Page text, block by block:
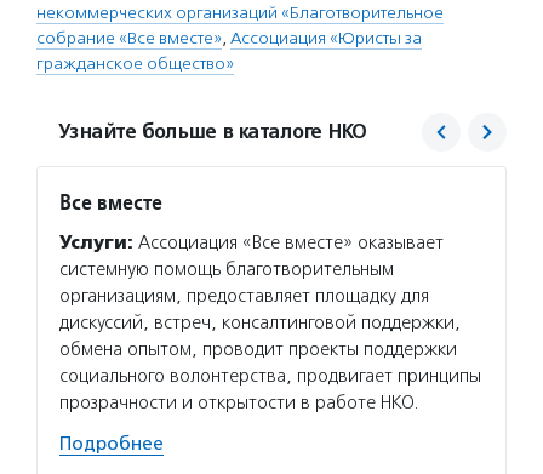
некоммерческих организаций «Благотворительное
собрание «Все вместе», Ассоциация «Юристы за
гражданское общество»
Узнайте больше в каталоге НКО
Все вместе
Услуги: Ассоциация «Все вместе» оказывает
системную помощь благотворительным
организациям, предоставляет площадку для
дискуссий, встреч, консалтинговой поддержки,
обмена опытом, проводит проекты поддержки
социального волонтерства, продвигает принципы
прозрачности и открытости в работе НКО.
Подробнее